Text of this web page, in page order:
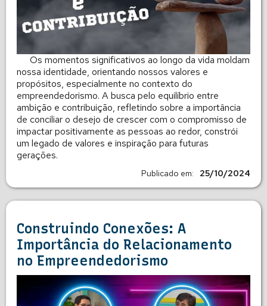
Os momentos significativos ao longo da vida moldam
nossa identidade, orientando nossos valores e
propósitos, especialmente no contexto do
empreendedorismo. A busca pelo equilíbrio entre
ambição e contribuição, refletindo sobre a importância
de conciliar o desejo de crescer com o compromisso de
impactar positivamente as pessoas ao redor, constrói
um legado de valores e inspiração para futuras
gerações.
Publicado em: 25/10/2024
Construindo Conexões: A
Importância do Relacionamento
no Empreendedorismo